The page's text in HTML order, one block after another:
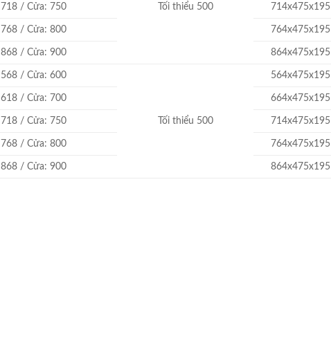
Tối thiểu 500
/ Cửa: 750 714x475x195
/ Cửa: 800 764x475x195
/ Cửa: 900 864x475x195
/ Cửa: 600
Tối thiểu 500
564x475x195
/ Cửa: 700 664x475x195
/ Cửa: 750 714x475x195
/ Cửa: 800 764x475x195
/ Cửa: 900 864x475x195